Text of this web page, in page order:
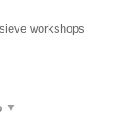
workshops
▼